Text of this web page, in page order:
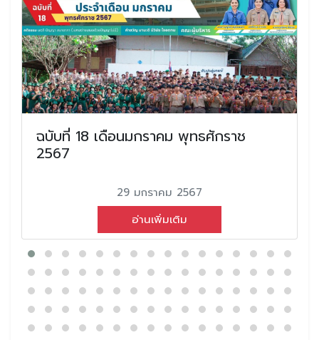
ฉบับที่ 18 เดือนมกราคม พุทธศักราช
2567
29 มกราคม 2567
อ่านเพิ่มเติม